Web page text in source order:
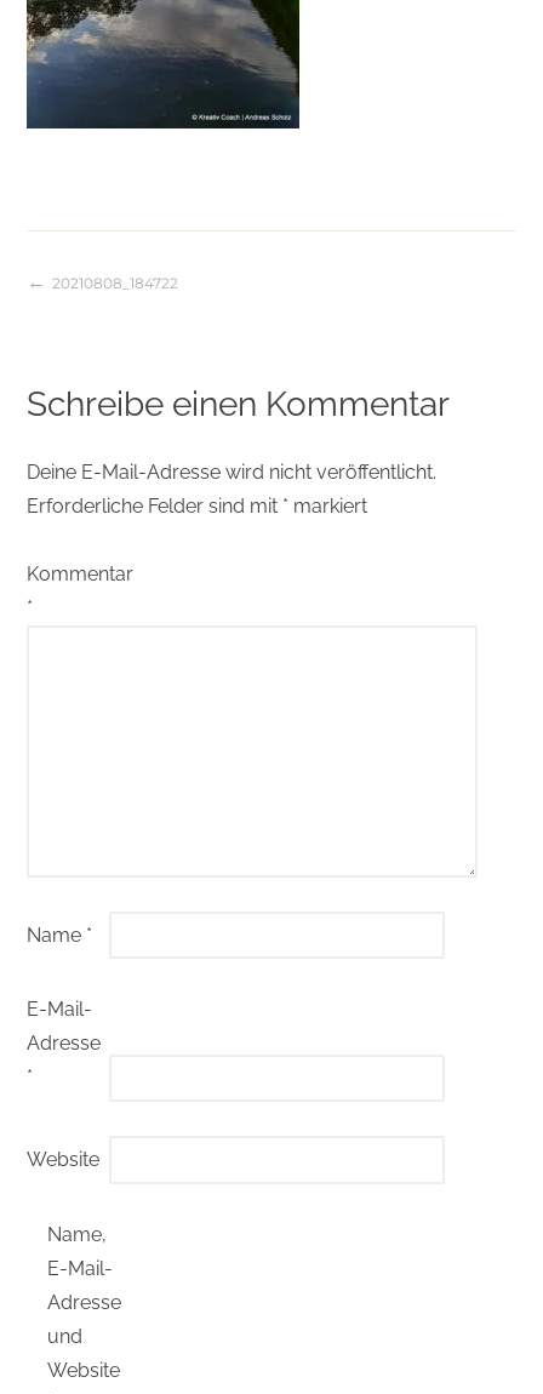
Beitragsnavigation
20210808_184722
Schreibe einen Kommentar
Deine E-Mail-Adresse wird nicht veröffentlicht.
Erforderliche Felder sind mit * markiert
Kommentar
*
Name *
E-Mail-
Adresse
*
Website
Name,
E-Mail-
Adresse
und
Website